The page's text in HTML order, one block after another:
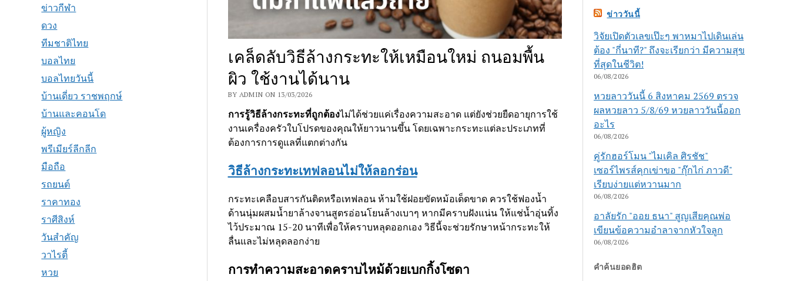
ข่าวกีฬา
ดวง
ทีมชาติไทย
บอลไทย
บอลไทยวันนี้
บ้านเดี่ยว ราชพฤกษ์
บ้านและคอนโด
ผู้หญิง
พรีเมียร์ลีกลีก
มือถือ
รถยนต์
ราคาทอง
ราศีสิงห์
วันสำคัญ
วาไรตี้
หวย
เคล็ดลับวิธีล้างกระทะให้เหมือนใหม่ ถนอมพื้น
ผิว ใช้งานได้นาน
BY ADMIN ON 13/03/2026
การรู้วิธีล้างกระทะที่ถูกต้องไม่ได้ช่วยแค่เรื่องความสะอาด แต่ยังช่วยยืดอายุการใช้
งานเครื่องครัวใบโปรดของคุณให้ยาวนานขึ้น โดยเฉพาะกระทะแต่ละประเภทที่
ต้องการการดูแลที่แตกต่างกัน
วิธีล้างกระทะเทฟลอนไม่ให้ลอกร่อน
กระทะเคลือบสารกันติดหรือเทฟลอน ห้ามใช้ฝอยขัดหม้อเด็ดขาด ควรใช้ฟองน้ำ
ด้านนุ่มผสมน้ำยาล้างจานสูตรอ่อนโยนล้างเบาๆ หากมีคราบฝังแน่น ให้แช่น้ำอุ่นทิ้ง
ไว้ประมาณ 15-20 นาทีเพื่อให้คราบหลุดออกเอง วิธีนี้จะช่วยรักษาหน้ากระทะให้
ลื่นและไม่หลุดลอกง่าย
การทำความสะอาดคราบไหม้ด้วยเบกกิ้งโซดา
ข่าววันนี้
วิจัยเปิดตัวเลขเป๊ะๆ พาหมาไปเดินเล่น
ต้อง "กี่นาที?" ถึงจะเรียกว่า มีความสุข
ที่สุดในชีวิต!
06/08/2026
หวยลาววันนี้ 6 สิงหาคม 2569 ตรวจ
ผลหวยลาว 5/8/69 หวยลาววันนี้ออก
อะไร
06/08/2026
คู่รักฮอร์โมน "ไมเคิล ศิรชัช"
เซอร์ไพรส์คุกเข่าขอ "กุ๊กไก่ ภาวดี"
เรียบง่ายแต่หวานมาก
06/08/2026
อาลัยรัก "ออย ธนา" สูญเสียคุณพ่อ
เขียนข้อความอำลาจากหัวใจลูก
06/08/2026
คำค้นยอดฮิต